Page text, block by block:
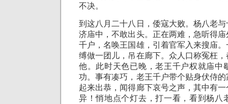
不决。
到这八月二十八日，倭寇大败。杨八老
济庙中，不敢出头。正在两难，急听得
千户，名唤王国雄，引着官军入来搜庙
缚做一团儿，吊在廊下。众人口称冤枉
他。此时天色已晚，老王千户权就庙中
功。事有凑巧，老王千户带个贴身伏侍
起来出恭，闻得廊下哀号之声，其中有
异！悄地点个灯去，打一看，看到杨八